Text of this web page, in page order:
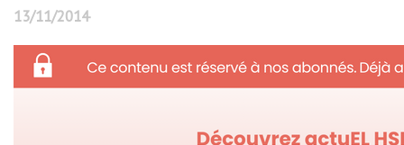
13/11/2014